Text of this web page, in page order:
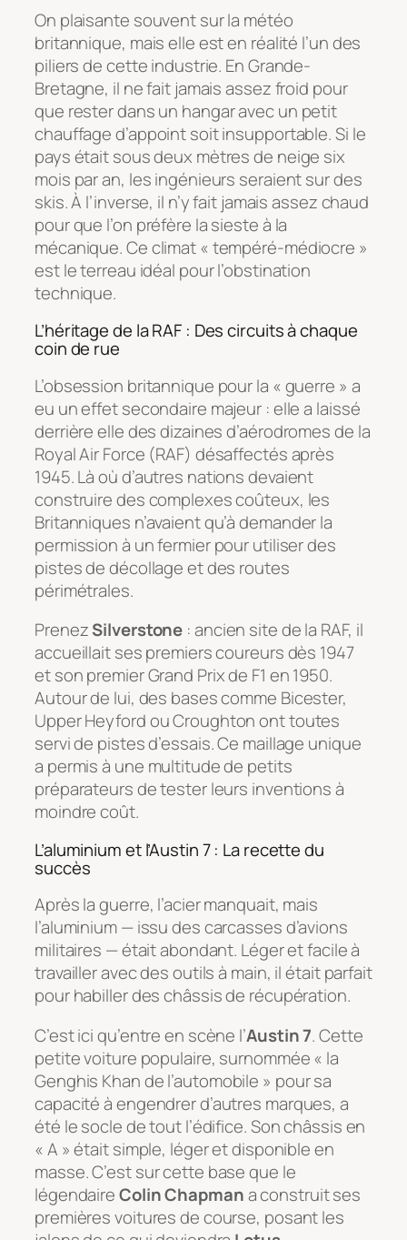
On plaisante souvent sur la météo
britannique, mais elle est en réalité l’un des
piliers de cette industrie. En Grande-
Bretagne, il ne fait jamais assez froid pour
que rester dans un hangar avec un petit
chauffage d’appoint soit insupportable. Si le
pays était sous deux mètres de neige six
mois par an, les ingénieurs seraient sur des
skis. À l’inverse, il n’y fait jamais assez chaud
pour que l’on préfère la sieste à la
mécanique. Ce climat « tempéré-médiocre »
est le terreau idéal pour l’obstination
technique.
L’héritage de la RAF : Des circuits à chaque
coin de rue
L’obsession britannique pour la « guerre » a
eu un effet secondaire majeur : elle a laissé
derrière elle des dizaines d’aérodromes de la
Royal Air Force (RAF) désaffectés après
1945. Là où d’autres nations devaient
construire des complexes coûteux, les
Britanniques n’avaient qu’à demander la
permission à un fermier pour utiliser des
pistes de décollage et des routes
périmétrales.
PrenezSilverstone : ancien site de la RAF, il
accueillait ses premiers coureurs dès 1947
et son premier Grand Prix de F1 en 1950.
Autour de lui, des bases comme Bicester,
Upper Heyford ou Croughton ont toutes
servi de pistes d’essais. Ce maillage unique
a permis à une multitude de petits
préparateurs de tester leurs inventions à
moindre coût.
L’aluminium et l’Austin 7 : La recette du
succès
Après la guerre, l’acier manquait, mais
l’aluminium — issu des carcasses d’avions
militaires — était abondant. Léger et facile à
travailler avec des outils à main, il était parfait
pour habiller des châssis de récupération.
C’est ici qu’entre en scène l’Austin 7. Cette
petite voiture populaire, surnommée « la
Genghis Khan de l’automobile » pour sa
capacité à engendrer d’autres marques, a
été le socle de tout l’édifice. Son châssis en
« A » était simple, léger et disponible en
masse. C’est sur cette base que le
légendaireColin Chapmana construit ses
premières voitures de course, posant les